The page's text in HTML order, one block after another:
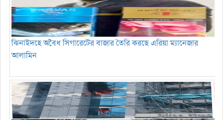
ঝিনাইদহে অবৈধ সিগারেটের বাজার তৈরি করছে এরিয়া ম্যানেজার
আলামিন